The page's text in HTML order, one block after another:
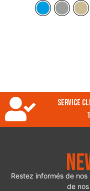
Service
Restez informés de
de